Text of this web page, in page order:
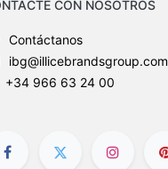
CON NOSOTROS
Contáctanos
ibg@illicebrandsgroup.com
+34 966 63 24 00